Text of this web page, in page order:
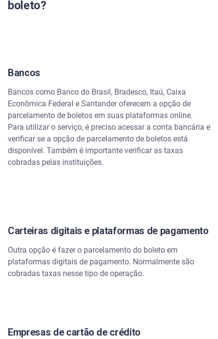
boleto?
Bancos
Bancos como Banco do Brasil, Bradesco, Itaú, Caixa
Econômica Federal e Santander oferecem a opção de
parcelamento de boletos em suas plataformas online.
Para utilizar o serviço, é preciso acessar a conta bancária e
verificar se a opção de parcelamento de boletos está
disponível. Também é importante verificar as taxas
cobradas pelas instituições.
Carteiras digitais e plataformas de pagamento
Outra opção é fazer o parcelamento do boleto em
plataformas digitais de pagamento. Normalmente são
cobradas taxas nesse tipo de operação.
Empresas de cartão de crédito